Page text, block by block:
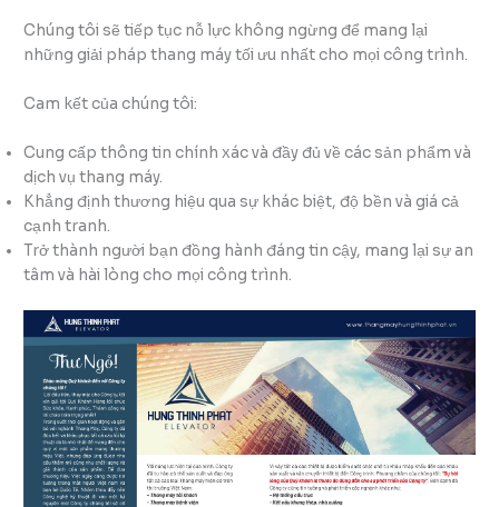
Chúng tôi sẽ tiếp tục nỗ lực không ngừng để mang lại
những giải pháp thang máy tối ưu nhất cho mọi công trình.
Cam kết của chúng tôi:
Cung cấp thông tin chính xác và đầy đủ về các sản phẩm và
dịch vụ thang máy.
Khẳng định thương hiệu qua sự khác biệt, độ bền và giá cả
cạnh tranh.
Trở thành người bạn đồng hành đáng tin cậy, mang lại sự an
tâm và hài lòng cho mọi công trình.